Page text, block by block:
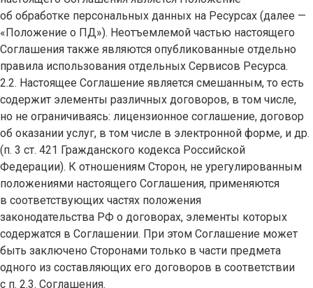
об обработке персональных данных на Ресурсах (далее —
«Положение о ПД»). Неотъемлемой частью настоящего
Соглашения также являются опубликованные отдельно
правила использования отдельных Сервисов Ресурса.
2.2. Настоящее Соглашение является смешанным, то есть
содержит элементы различных договоров, в том числе,
но не ограничиваясь: лицензионное соглашение, договор
об оказании услуг, в том числе в электронной форме, и др.
(п. 3 ст. 421 Гражданского кодекса Российской
Федерации). К отношениям Сторон, не урегулированным
положениями настоящего Соглашения, применяются
в соответствующих частях положения
законодательства РФ о договорах, элементы которых
содержатся в Соглашении. При этом Соглашение может
быть заключено Сторонами только в части предмета
одного из составляющих его договоров в соответствии
с п. 2.3. Соглашения.